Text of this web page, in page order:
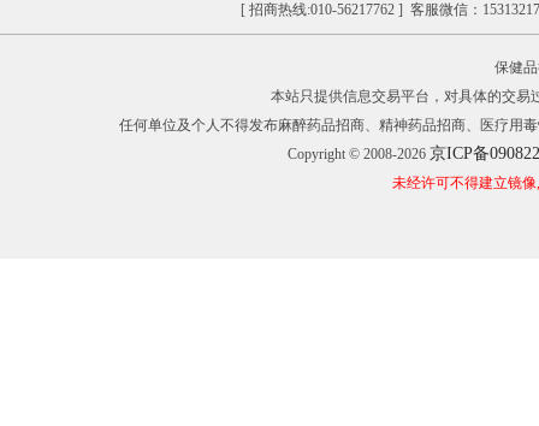
[ 招商热线:010-56217762 ] 客服微信：
保健
本站只提供信息交易平台，对具体的交
任何单位及个人不得发布麻醉药品招商、精神药品招商、医疗用
Copyright © 2008-2026 京ICP备
未经许可不得建立镜